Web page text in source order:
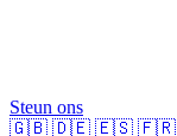
Steun ons
🇬🇧 🇩🇪 🇪🇸 🇫🇷